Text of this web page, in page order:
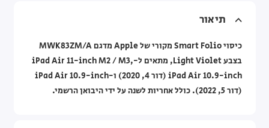
תיאור
כיסוי Smart Folio מקורי של Apple מדגם MWK83ZM/A
בצבע Light Violet, מתאים ל-iPad Air 11-inch M2 / M3,
iPad Air 10.9-inch (דור 4, 2020) ו-iPad Air 10.9-inch
(דור 5, 2022). כולל אחריות לשנה על ידי היבואן הרשמי.